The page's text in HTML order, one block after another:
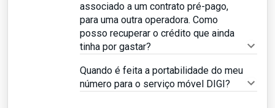
associado a um contrato pré-pago,
para uma outra operadora. Como
posso recuperar o crédito que ainda
tinha por gastar?
Quando é feita a portabilidade do meu
número para o serviço móvel DIGI?